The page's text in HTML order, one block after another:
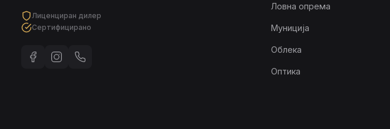
Лиценциран дилер
Сертифицирано
Ловна опрема
Муниција
Облека
Оптика